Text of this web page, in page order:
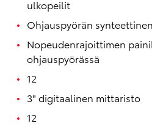
ulkopeilit
Ohjauspyörän
Nopeudenrajoittimen
ohjauspyörässä
12
3" digitaalinen mittaristo
12